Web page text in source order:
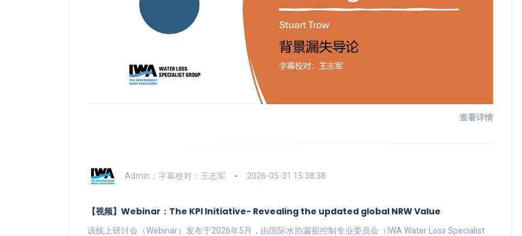
查看详情
Admin；字幕校对：王志军 2026-05-31 15:38:38
【视频】Webinar：The KPI Initiative- Revealing the updated global NRW Value
该线上研讨会（Webinar）发布于2026年5月，由国际水协漏损控制专业委员会（IWA Water Loss Specialist